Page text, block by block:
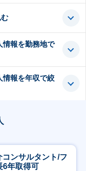
情報を勤務地で
情報を年収で絞
コンサルタント/フ
6年取得可